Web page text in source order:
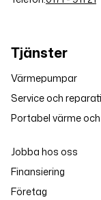
Tjänster
Värmepumpar
Service och
Portabel värme
Jobba hos oss
Finansiering
Företag